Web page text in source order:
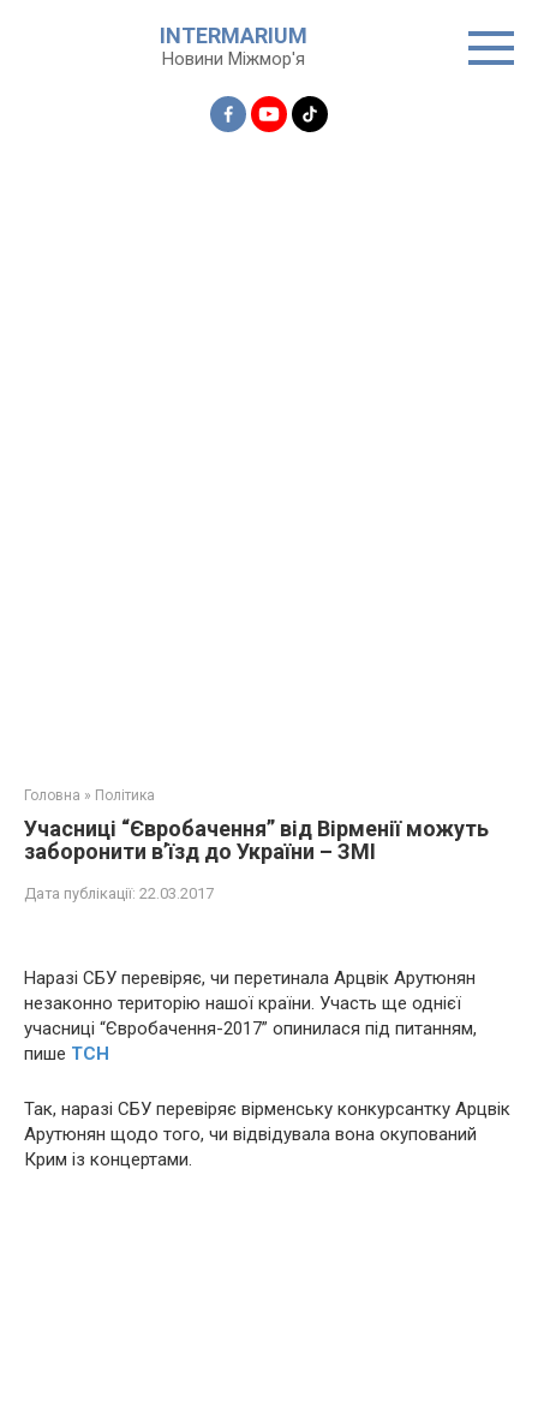
INTERMARIUM
Новини Міжмор'я
Головна » Політика
Учасниці “Євробачення” від Вірменії можуть
заборонити в’їзд до України – ЗМІ
Дата публікації: 22.03.2017
Наразі СБУ перевіряє, чи перетинала Арцвік Арутюнян
незаконно територію нашої країни. Участь ще однієї
учасниці “Євробачення-2017” опинилася під питанням,
пише ТСН
Так, наразі СБУ перевіряє вірменську конкурсантку Арцвік
Арутюнян щодо того, чи відвідувала вона окупований
Крим із концертами.